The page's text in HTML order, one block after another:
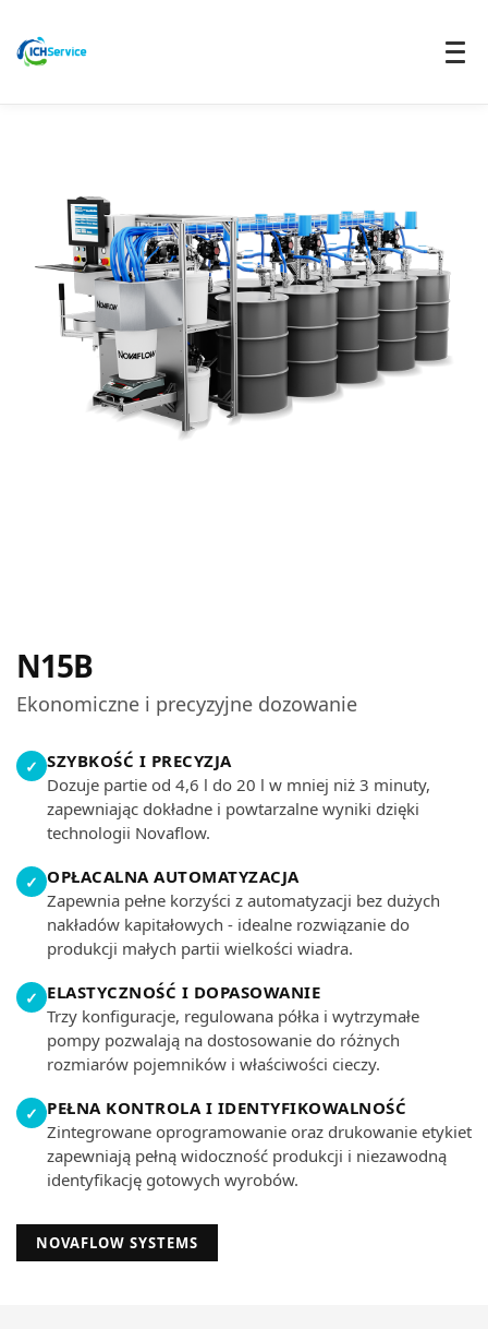
N15B
Ekonomiczne i precyzyjne dozowanie
✓ SZYBKOŚĆ I PRECYZJA
Dozuje partie od 4,6 l do 20 l w mniej niż 3 minuty,
zapewniając dokładne i powtarzalne wyniki dzięki
technologii Novaflow.
✓ OPŁACALNA AUTOMATYZACJA
Zapewnia pełne korzyści z automatyzacji bez dużych
nakładów kapitałowych - idealne rozwiązanie do
produkcji małych partii wielkości wiadra.
✓ ELASTYCZNOŚĆ I DOPASOWANIE
Trzy konfiguracje, regulowana półka i wytrzymałe
pompy pozwalają na dostosowanie do różnych
rozmiarów pojemników i właściwości cieczy.
✓ PEŁNA KONTROLA I IDENTYFIKOWALNOŚĆ
Zintegrowane oprogramowanie oraz drukowanie etykiet
zapewniają pełną widoczność produkcji i niezawodną
identyfikację gotowych wyrobów.
NOVAFLOW SYSTEMS